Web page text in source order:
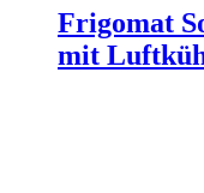
Frigomat
mit